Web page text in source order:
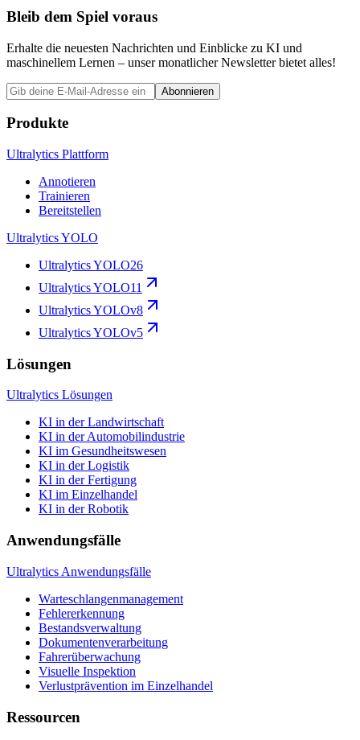
Bleib dem Spiel voraus
Erhalte die neuesten Nachrichten und Einblicke zu KI und
maschinellem Lernen – unser monatlicher Newsletter bietet alles!
Abonnieren
Produkte
Ultralytics Plattform
Annotieren
Trainieren
Bereitstellen
Ultralytics YOLO
Ultralytics YOLO26
Ultralytics YOLO11
Ultralytics YOLOv8
Ultralytics YOLOv5
Lösungen
Ultralytics Lösungen
KI in der Landwirtschaft
KI in der Automobilindustrie
KI im Gesundheitswesen
KI in der Logistik
KI in der Fertigung
KI im Einzelhandel
KI in der Robotik
Anwendungsfälle
Ultralytics Anwendungsfälle
Warteschlangenmanagement
Fehlererkennung
Bestandsverwaltung
Dokumentenverarbeitung
Fahrerüberwachung
Visuelle Inspektion
Verlustprävention im Einzelhandel
Ressourcen